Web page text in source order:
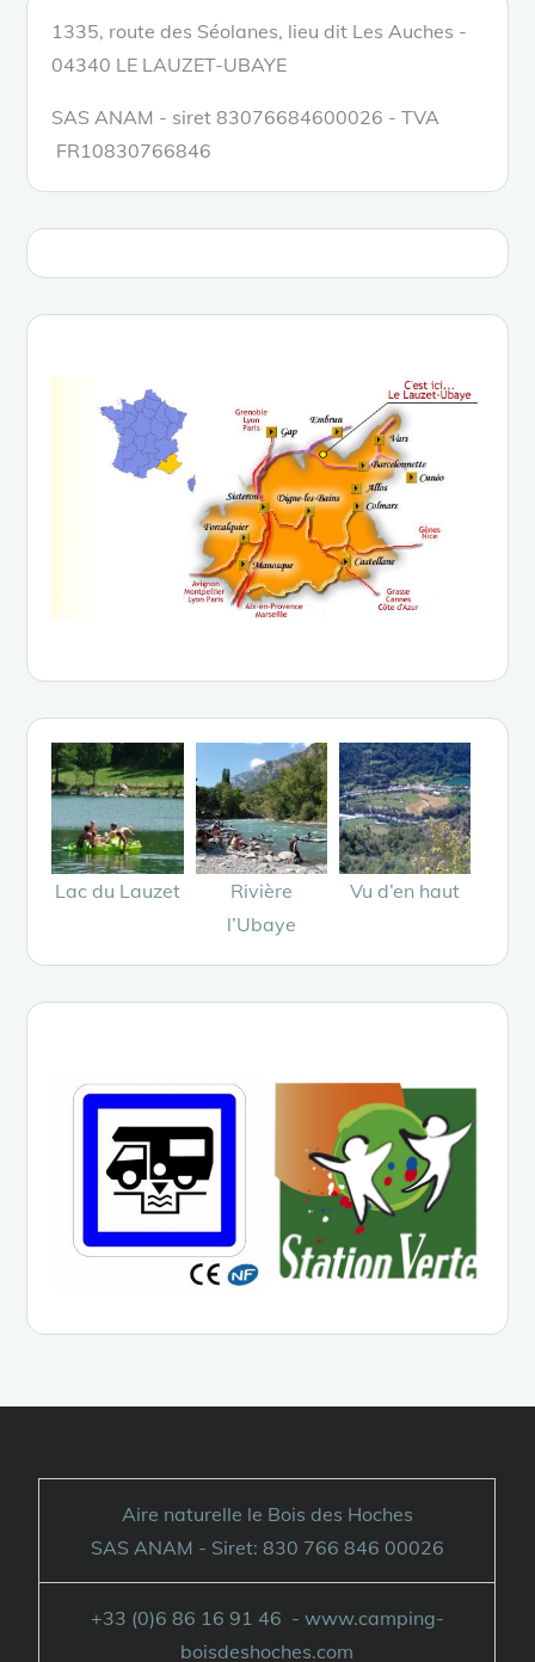
1335, route des Séolanes, lieu dit Les Auches -
04340 LE LAUZET-UBAYE
SAS ANAM - siret 83076684600026 - TVA
FR10830766846
Lac du Lauzet
Rivière
l’Ubaye
Vu d’en haut
Aire naturelle le Bois des Hoches
SAS ANAM - Siret: 830 766 846 00026
+33 (0)6 86 16 91 46 - www.camping-
boisdeshoches.com